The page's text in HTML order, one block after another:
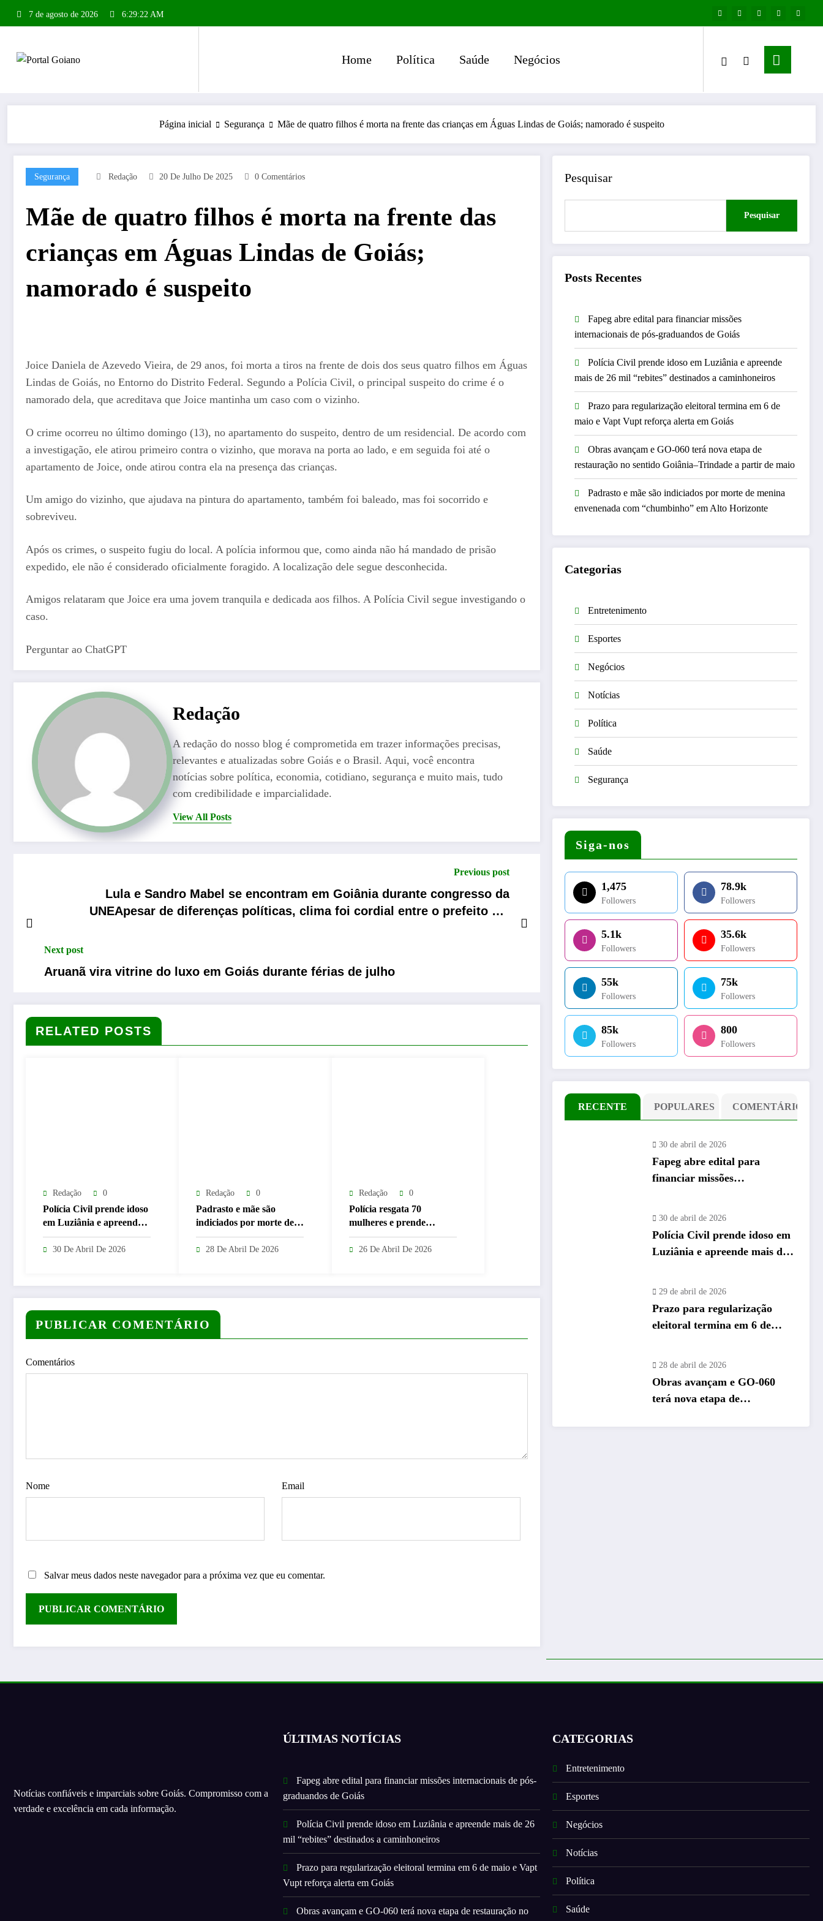
conteúdo
7 de agosto de 2026 6:29:23 AM
Home Política Saúde Negócios
Página inicial Segurança Mãe de quatro filhos é morta na frente das crianças em Águas Lindas de Goiás; namorado é suspeito
Segurança Redação 20 De Julho De 2025 0 Comentários
Mãe de quatro filhos é morta na frente das
crianças em Águas Lindas de Goiás;
namorado é suspeito
Joice Daniela de Azevedo Vieira, de 29 anos, foi morta a tiros na frente de dois dos seus quatro filhos em Águas
Lindas de Goiás, no Entorno do Distrito Federal. Segundo a Polícia Civil, o principal suspeito do crime é o
namorado dela, que acreditava que Joice mantinha um caso com o vizinho.
O crime ocorreu no último domingo (13), no apartamento do suspeito, dentro de um residencial. De acordo com
a investigação, ele atirou primeiro contra o vizinho, que morava na porta ao lado, e em seguida foi até o
apartamento de Joice, onde atirou contra ela na presença das crianças.
Um amigo do vizinho, que ajudava na pintura do apartamento, também foi baleado, mas foi socorrido e
sobreviveu.
Após os crimes, o suspeito fugiu do local. A polícia informou que, como ainda não há mandado de prisão
expedido, ele não é considerado oficialmente foragido. A localização dele segue desconhecida.
Amigos relataram que Joice era uma jovem tranquila e dedicada aos filhos. A Polícia Civil segue investigando o
caso.
Perguntar ao ChatGPT
Redação
A redação do nosso blog é comprometida em trazer informações precisas,
relevantes e atualizadas sobre Goiás e o Brasil. Aqui, você encontra
notícias sobre política, economia, cotidiano, segurança e muito mais, tudo
com credibilidade e imparcialidade.
View All Posts
Previous post
Lula e Sandro Mabel se encontram em Goiânia durante congresso da
UNEApesar de diferenças políticas, clima foi cordial entre o prefeito e o
Next post
Aruanã vira vitrine do luxo em Goiás durante férias de julho
RELATED POSTS
Redação 0
Polícia Civil prende idoso
em Luziânia e apreende
mais de 26 mil “rebites”
destinados a
30 De Abril De 2026
Redação 0
Padrasto e mãe são
indiciados por morte de
menina envenenada com
“chumbinho” em Alto
28 De Abril De 2026
Redação 0
Polícia resgata 70
mulheres e prende
suspeitos por clínica
clandestina em Abadia de
26 De Abril De 2026
PUBLICAR COMENTÁRIO
Comentários
Nome Email
Salvar meus dados neste navegador para a próxima vez que eu comentar.
Pesquisar
Pesquisar
Posts Recentes
Fapeg abre edital para financiar missões
internacionais de pós-graduandos de Goiás
Polícia Civil prende idoso em Luziânia e apreende
mais de 26 mil “rebites” destinados a caminhoneiros
Prazo para regularização eleitoral termina em 6 de
maio e Vapt Vupt reforça alerta em Goiás
Obras avançam e GO-060 terá nova etapa de
restauração no sentido Goiânia–Trindade a partir de maio
Padrasto e mãe são indiciados por morte de menina
envenenada com “chumbinho” em Alto Horizonte
Categorias
Entretenimento
Esportes
Negócios
Notícias
Política
Saúde
Segurança
Siga-nos
1,475
Followers
78.9k
Followers
5.1k
Followers
35.6k
Followers
55k
Followers
75k
Followers
85k
Followers
800
Followers
RECENTE POPULARES COMENTÁRIO
30 de abril de 2026
Fapeg abre edital para
financiar missões
30 de abril de 2026
Polícia Civil prende idoso em
Luziânia e apreende mais de
29 de abril de 2026
Prazo para regularização
eleitoral termina em 6 de
28 de abril de 2026
Obras avançam e GO-060
terá nova etapa de
Notícias confiáveis e imparciais sobre Goiás. Compromisso com a
verdade e excelência em cada informação.
ÚLTIMAS NOTÍCIAS
Fapeg abre edital para financiar missões internacionais de pós-
graduandos de Goiás
Polícia Civil prende idoso em Luziânia e apreende mais de 26
mil “rebites” destinados a caminhoneiros
Prazo para regularização eleitoral termina em 6 de maio e Vapt
Vupt reforça alerta em Goiás
Obras avançam e GO-060 terá nova etapa de restauração no
CATEGORIAS
Entretenimento
Esportes
Negócios
Notícias
Política
Saúde